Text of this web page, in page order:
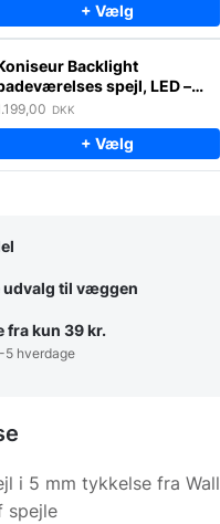
+ Vælg
Backlight
spejl, LED –
– Antidug
DKK
+ Vælg
udvalg til væggen
fra kun 39 kr.
5 hverdage
i 5 mm tykkelse fra
spejle